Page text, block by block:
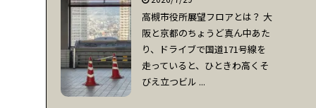
高槻市役所展望フロアとは？ 大
阪と京都のちょうど真ん中あた
り、ドライブで国道171号線を
走っていると、ひときわ高くそ
びえ立つビル ...